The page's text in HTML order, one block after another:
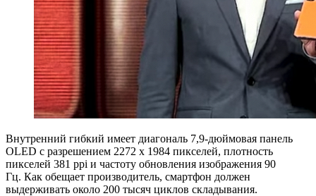
Внутренний гибкий имеет диагональ 7,9-дюймовая панель
OLED с разрешением 2272 х 1984 пикселей, плотность
пикселей 381 ppi и частоту обновления изображения 90
Гц. Как обещает производитель, смартфон должен
выдерживать около 200 тысяч циклов складывания.